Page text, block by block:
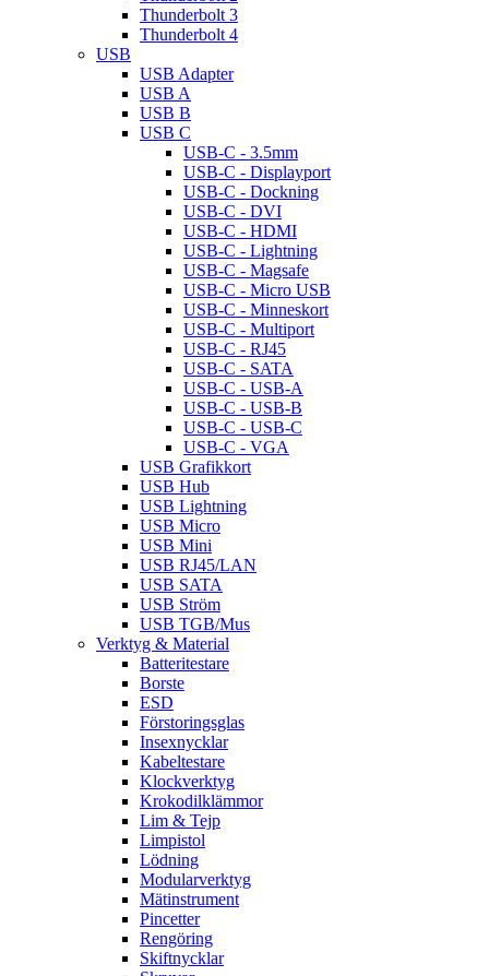
Thunderbolt 3
Thunderbolt 4
USB
USB Adapter
USB A
USB B
USB C
USB-C - 3.5mm
USB-C - Displayport
USB-C - Dockning
USB-C - DVI
USB-C - HDMI
USB-C - Lightning
USB-C - Magsafe
USB-C - Micro USB
USB-C - Minneskort
USB-C - Multiport
USB-C - RJ45
USB-C - SATA
USB-C - USB-A
USB-C - USB-B
USB-C - USB-C
USB-C - VGA
USB Grafikkort
USB Hub
USB Lightning
USB Micro
USB Mini
USB RJ45/LAN
USB SATA
USB Ström
USB TGB/Mus
Verktyg & Material
Batteritestare
Borste
ESD
Förstoringsglas
Insexnycklar
Kabeltestare
Klockverktyg
Krokodilklämmor
Lim & Tejp
Limpistol
Lödning
Modularverktyg
Mätinstrument
Pincetter
Rengöring
Skiftnycklar